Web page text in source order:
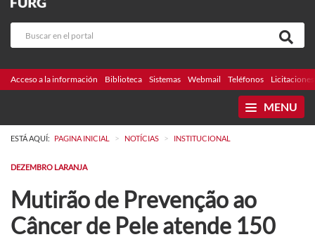
Acceso a la información Biblioteca Sistemas Webmail Teléfonos Licitaciones
MENU
ESTÁ AQUÍ: PAGINA INICIAL > NOTÍCIAS > INSTITUCIONAL
DEZEMBRO LARANJA
Mutirão de Prevenção ao
Câncer de Pele atende 150